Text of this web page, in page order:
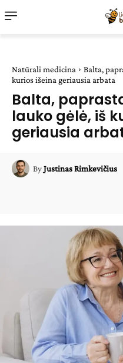
Natūrali medicina
Balta,
kurios išeina geriausia arbata
Balta,
lauko gėlė, iš
geriausia
ByJustinas Rimkevičius